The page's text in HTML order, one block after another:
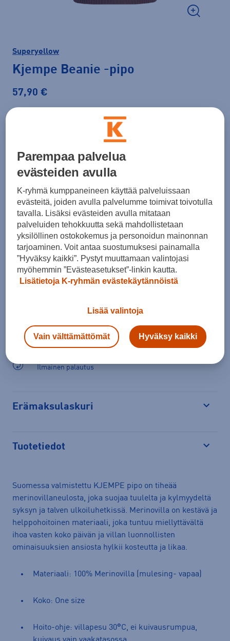
Superyellow
Kjempe Beanie -pipo
57,90 €
Lisää ostoskoriin
Arvioitu toimitusaika 1-3 arkipäivää.
Tilaus- ja toimituskulut
Ilmainen palautus
Erämaksulaskuri
Tuotetiedot
Suomessa valmistettu KJEMPE pipo on tiheää
merinovillaneulosta, joka suojaa tuulelta ja kylmyydeltä
syksyn ja talven ulkoiluhetkissä. Merinovilla on kestävä ja
helppohoitoinen materiaali, joka tuntuu miellyttävältä
ihoa vasten koko päivän ja villan luonnollisten
ominaisuuksien ansiosta hylkii kosteutta ja likaa.
Materiaali: 100% Merinovilla (mulesing- vapaa)
Koko: One size
Hoito-ohje: villapesu 30°C, ei kuivausrumpua,
Parempaa palvelua
evästeiden avulla
K-ryhmä kumppaneineen käyttää palveluissaan
evästeitä, joiden avulla palvelumme toimivat toivotulla
tavalla. Lisäksi evästeiden avulla mitataan
palveluiden tehokkuutta sekä mahdollistetaan
yksilöllinen ostokokemus ja personoidun mainonnan
tarjoaminen. Voit antaa suostumuksesi painamalla
”Hyväksy kaikki”. Pystyt muuttamaan valintojasi
myöhemmin ”Evästeasetukset”-linkin kautta.
Lisätietoja K-ryhmän evästekäytännöistä
Lisää valintoja
Vain välttämättömät Hyväksy kaikki